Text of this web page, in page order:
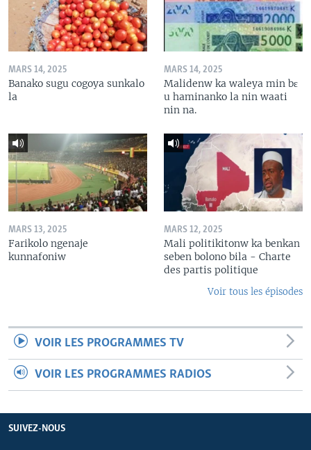
MARS 14, 2025
Banako sugu cogoya sunkalo
la
MARS 14, 2025
Malidenw ka waleya min bɛ
u haminanko la nin waati
nin na.
MARS 13, 2025
Farikolo ngenaje
kunnafoniw
MARS 12, 2025
Mali politikitonw ka benkan
seben bolono bila - Charte
des partis politique
Voir tous les épisodes
VOIR LES PROGRAMMES TV
VOIR LES PROGRAMMES RADIOS
SUIVEZ-NOUS